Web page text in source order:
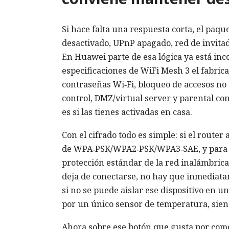
Si hace falta una respuesta corta, el
desactivado, UPnP apagado, red de
En Huawei parte de esa lógica ya está
especificaciones de WiFi Mesh 3 el
contraseñas Wi‑Fi, bloqueo de accesos
control, DMZ/virtual server y parental
es si las tienes activadas en casa.
Con el cifrado todo es simple: si el router
de WPA‑PSK/WPA2‑PSK/WPA3‑SAE, y
protección estándar de la red
deja de conectarse, no hay que
si no se puede aislar ese dispositivo en
por un único sensor de temperatura,
Ahora sobre ese botón que gusta por